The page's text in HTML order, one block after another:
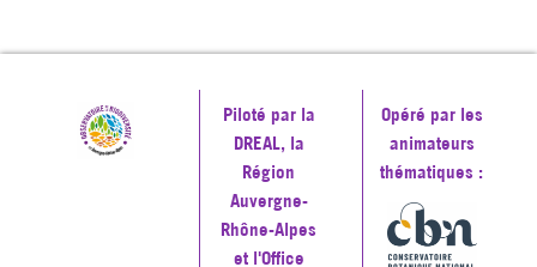
Piloté par la
DREAL, la
Région
Auvergne-
Rhône-Alpes
et l'Office
Opéré par les
animateurs
thématiques :